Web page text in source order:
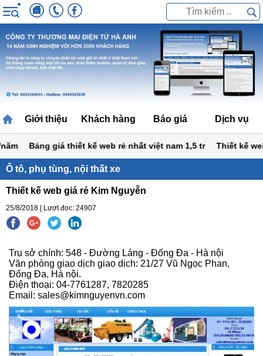
Giới thiệu Khách hàng Báo giá Dịch vụ
Bảng giá thiết kế web rẻ nhất việt nam 1,5 tr Thiết kế
Ô tô, phụ tùng, nội thất xe
Thiết kế web giá rẻ Kim Nguyễn
25/8/2018 | Lượt đọc: 24907
Trụ sở chính: 548 - Đường Láng - Đống Đa - Hà nội
Văn phòng giao dịch giao dịch: 21/27 Vũ Ngọc Phan,
Đống Đa, Hà nội.
Điện thoại: 04-7761287, 7820285
Email: sales@kimnguyenvn.com